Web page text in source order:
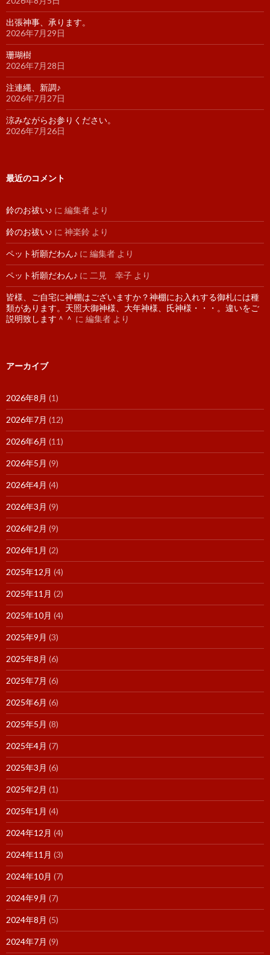
出張神事、承ります。
2026年7月29日
珊瑚樹
2026年7月28日
注連縄、新調♪
2026年7月27日
涼みながらお参りください。
2026年7月26日
最近のコメント
鈴のお祓い♪ に 編集者 より
鈴のお祓い♪ に 神楽鈴 より
ペット祈願だわん♪ に 編集者 より
ペット祈願だわん♪ に 二見 幸子 より
皆様、ご自宅に神棚はございますか？神棚にお入れする御札には種
類があります。天照大御神様、大年神様、氏神様・・・。違いをご
説明致します＾＾ に 編集者 より
アーカイブ
2026年8月 (1)
2026年7月 (12)
2026年6月 (11)
2026年5月 (9)
2026年4月 (4)
2026年3月 (9)
2026年2月 (9)
2026年1月 (2)
2025年12月 (4)
2025年11月 (2)
2025年10月 (4)
2025年9月 (3)
2025年8月 (6)
2025年7月 (6)
2025年6月 (6)
2025年5月 (8)
2025年4月 (7)
2025年3月 (6)
2025年2月 (1)
2025年1月 (4)
2024年12月 (4)
2024年11月 (3)
2024年10月 (7)
2024年9月 (7)
2024年8月 (5)
2024年7月 (9)